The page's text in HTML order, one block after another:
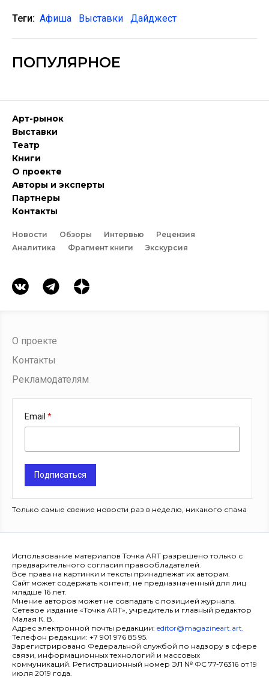
Теги: Афиша Выставки Дайджест
ПОПУЛЯРНОЕ
Арт-рынок
Выставки
Театр
Книги
О проекте
Авторы и эксперты
Партнеры
Контакты
Новости Обзоры Интервью
Рецензия
Аналитика
Фрагмент книги Экскурсия
О проекте
Контакты
Рекламодателям
Email
Подписаться
Только самые свежие новости раз в неделю, никакого спама
Использование материалов Точка ART разрешено только с
предварительного согласия правообладателей.
Все права на картинки и тексты принадлежат их авторам.
Сайт может содержать контент, не предназначенный для лиц
младше 16 лет.
Мнение авторов может не совпадать с позицией журнала.
Сетевое издание «Точка ART», учредитель и главный редактор
Малая К. В.
Адрес электронной почты редакции: editor@magazineart.art.
Телефон редакции: +7 901 976 85 95.
Зарегистрировано Федеральной службой по надзору в сфере
связи, информационных технологий и массовых
коммуникаций. Регистрационный номер ЭЛ № ФС 77-76316 от 19
июля 2019 года.